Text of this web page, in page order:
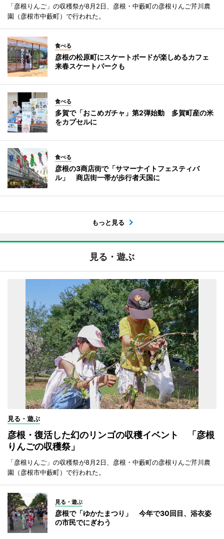
「彦根りんご」の収穫祭が8月2日、彦根・中藪町の彦根りんご芹川農
園（彦根市中藪町）で行われた。
食べる
彦根の松原町にスケートボードが楽しめるカフェ
来春スケートパークも
食べる
多賀で「おこめガチャ」第2弾始動 多賀町産の米
をカプセルに
食べる
彦根の3商店街で「サマーナイトフェスティバ
ル」 商店街一帯が歩行者天国に
もっと見る
見る・遊ぶ
見る・遊ぶ
彦根・復活した幻のリンゴの収穫イベント 「彦根
りんごの収穫祭」
「彦根りんご」の収穫祭が8月2日、彦根・中藪町の彦根りんご芹川農
園（彦根市中藪町）で行われた。
見る・遊ぶ
彦根で「ゆかたまつり」 今年で30回目、浴衣姿
の市民でにぎわう